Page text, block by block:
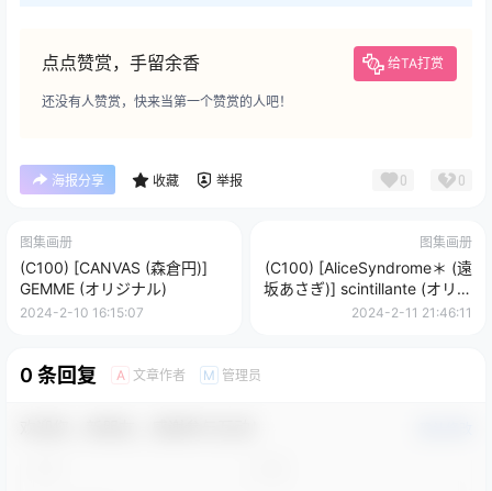
点点赞赏，手留余香 给TA打赏
还没有人赞赏，快来当第一个赞赏的人吧！
海报分享 收藏 举报 0 0
图集画册
(C100) [CANVAS (森倉円)]
GEMME (オリジナル)
2024-2-10 16:15:07
图集画册
(C100) [AliceSyndrome＊ (遠
坂あさぎ)] scintillante (オリジ
ナル)
2024-2-11 21:46:11
0 条回复 A 文章作者 M 管理员